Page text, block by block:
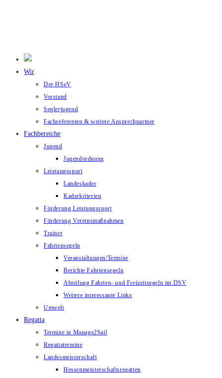
Wir
Der HSeV
Vorstand
Seglerjugend
Fachreferenten & weitere Ansprechpartner
Fachbereiche
Jugend
Jugendordnung
Leistungssport
Landeskader
Kaderkriterien
Förderung Leistungssport
Förderung Vereinsmaßnahmen
Trainer
Fahrtensegeln
Veranstaltungen/Termine
Berichte Fahrtensegeln
Abteilung Fahrten- und Freizeitsegeln im DSV
Weitere interessante Links
Umwelt
Regatta
Termine in Manage2Sail
Regattatermine
Landesmeisterschaft
Hessenmeisterschaftsregatten